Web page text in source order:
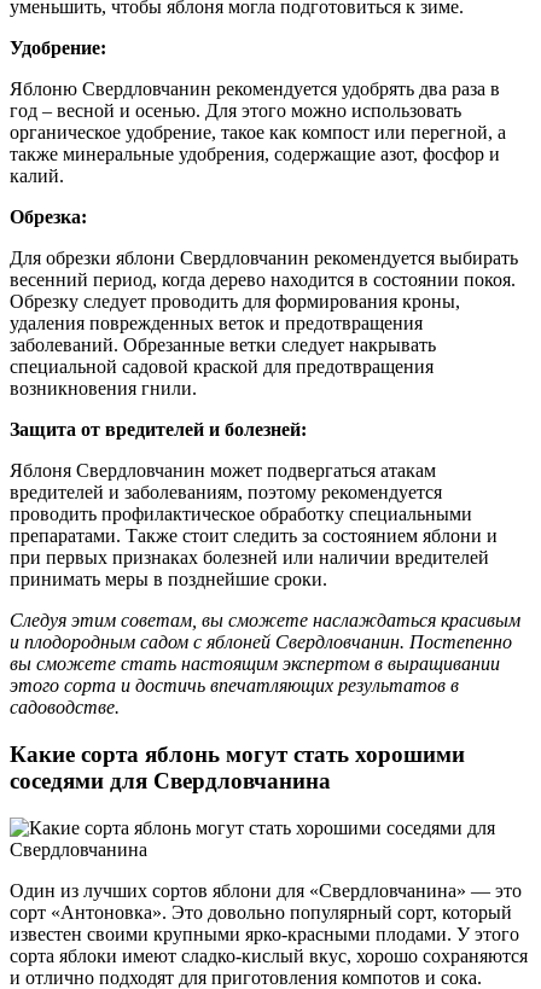
уменьшить, чтобы яблоня могла подготовиться к зиме.
Удобрение:
Яблоню Свердловчанин рекомендуется удобрять два раза в
год – весной и осенью. Для этого можно использовать
органическое удобрение, такое как компост или перегной, а
также минеральные удобрения, содержащие азот, фосфор и
калий.
Обрезка:
Для обрезки яблони Свердловчанин рекомендуется выбирать
весенний период, когда дерево находится в состоянии покоя.
Обрезку следует проводить для формирования кроны,
удаления поврежденных веток и предотвращения
заболеваний. Обрезанные ветки следует накрывать
специальной садовой краской для предотвращения
возникновения гнили.
Защита от вредителей и болезней:
Яблоня Свердловчанин может подвергаться атакам
вредителей и заболеваниям, поэтому рекомендуется
проводить профилактическое обработку специальными
препаратами. Также стоит следить за состоянием яблони и
при первых признаках болезней или наличии вредителей
принимать меры в позднейшие сроки.
Следуя этим советам, вы сможете наслаждаться красивым
и плодородным садом с яблоней Свердловчанин. Постепенно
вы сможете стать настоящим экспертом в выращивании
этого сорта и достичь впечатляющих результатов в
садоводстве.
Какие сорта яблонь могут стать хорошими
соседями для Свердловчанина
Один из лучших сортов яблони для «Свердловчанина» — это
сорт «Антоновка». Это довольно популярный сорт, который
известен своими крупными ярко-красными плодами. У этого
сорта яблоки имеют сладко-кислый вкус, хорошо сохраняются
и отлично подходят для приготовления компотов и сока.